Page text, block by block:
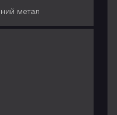
метал